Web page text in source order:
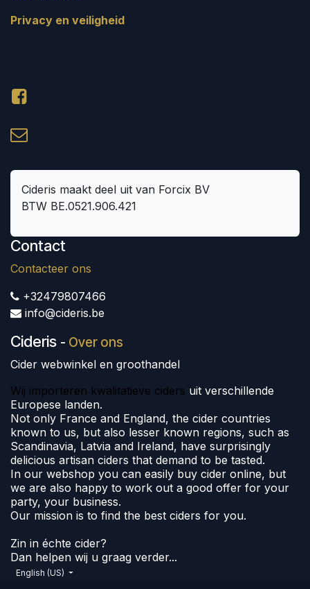
Privacy en veiligheid
Cideris maakt deel uit van Forcix BV
BTW BE.0521.906.421
Contact
Contacteer ons
+32479807466
info@cideris.be
Cideris - Over ons
Cider webwinkel en groothandel
Wij importeren kwalitatieve ciders uit verschillende
Europese landen.
Not only France and England, the cider countries
known to us, but also lesser known regions, such as
Scandinavia, Latvia and Ireland, have surprisingly
delicious artisan ciders that demand to be tasted.
In our webshop you can easily buy cider online, but
we are also happy to work out a good offer for your
party, your business.
Our mission is to find the best ciders for you.
Zin in échte cider?
Dan helpen wij u graag verder...
English (US)